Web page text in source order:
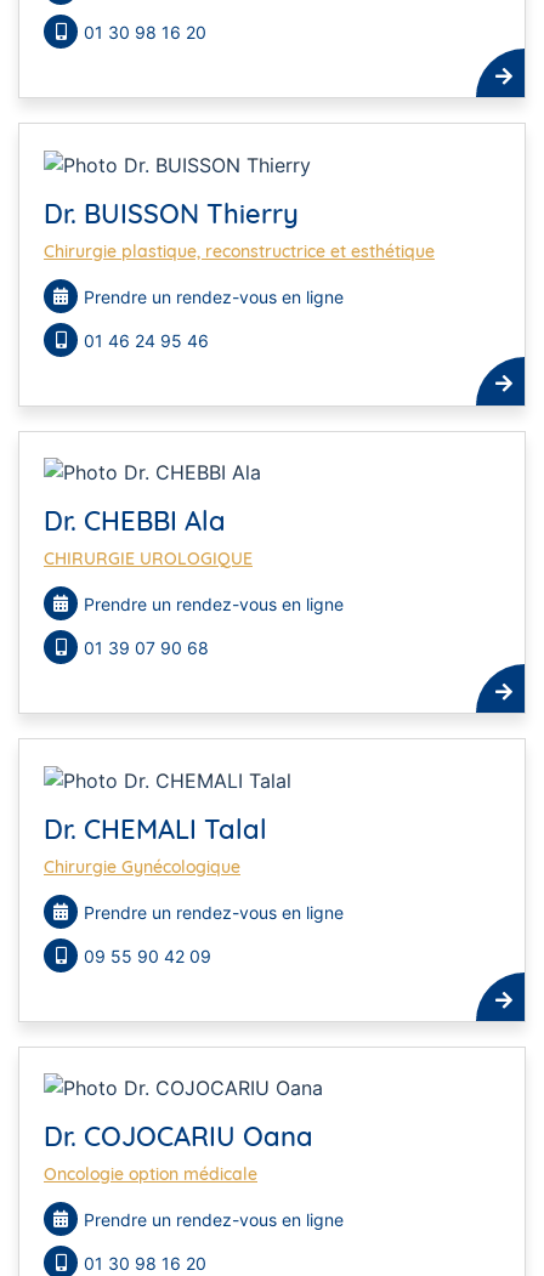
01 30 98 16 20
Dr. BUISSON Thierry
Chirurgie plastique, reconstructrice et esthétique
Prendre un rendez-vous en ligne
01 46 24 95 46
Dr. CHEBBI Ala
CHIRURGIE UROLOGIQUE
Prendre un rendez-vous en ligne
01 39 07 90 68
Dr. CHEMALI Talal
Chirurgie Gynécologique
Prendre un rendez-vous en ligne
09 55 90 42 09
Dr. COJOCARIU Oana
Oncologie option médicale
Prendre un rendez-vous en ligne
01 30 98 16 20